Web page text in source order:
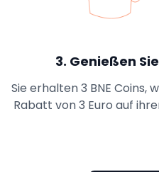
3. Genießen
Sie erhalten 3 BNE Coins,
Rabatt von 3 Euro auf